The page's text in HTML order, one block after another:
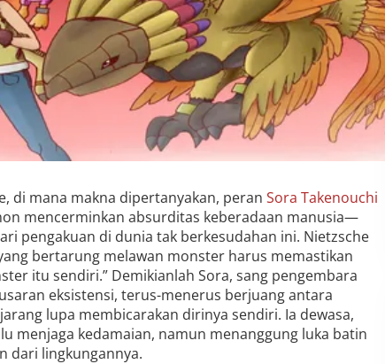
di mana makna dipertanyakan, peran Sora Takenouchi
mencerminkan absurditas keberadaan manusia—
pengakuan di dunia tak berkesudahan ini. Nietzsche
bertarung melawan monster harus memastikan
itu sendiri.” Demikianlah Sora, sang pengembara
eksistensi, terus-menerus berjuang antara
lupa membicarakan dirinya sendiri. Ia dewasa,
menjaga kedamaian, namun menanggung luka batin
dari lingkungannya.